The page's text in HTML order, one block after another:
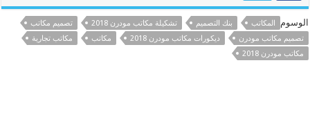
الوسوم المكاتب بنك التصميم تشكيلة مكاتب مودرن 2018
تصميم مكاتب
تصميم مكاتب مودرن
ديكورات مكاتب مودرن 2018 مكاتب
مكاتب تجارية
مكاتب مودرن 2018